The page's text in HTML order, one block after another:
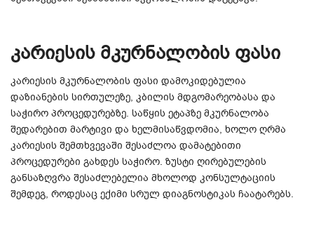
კარიესის მკურნალობის ფასი
კარიესის მკურნალობის ფასი დამოკიდებულია
დაზიანების სირთულეზე, კბილის მდგომარეობასა და
საჭირო პროცედურებზე. საწყის ეტაპზე მკურნალობა
შედარებით მარტივი და ხელმისაწვდომია, ხოლო ღრმა
კარიესის შემთხვევაში შესაძლოა დამატებითი
პროცედურები გახდეს საჭირო. ზუსტი ღირებულების
განსაზღვრა შესაძლებელია მხოლოდ კონსულტაციის
შემდეგ, როდესაც ექიმი სრულ დიაგნოსტიკას ჩაატარებს.